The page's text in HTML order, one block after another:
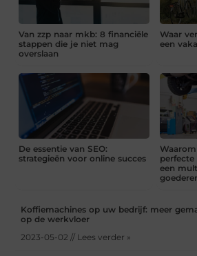
Van zzp naar mkb: 8 financiële
stappen die je niet mag
overslaan
Waar
een
De essentie van SEO:
strategieën voor online succes
een
Koffiemachines op uw bedrijf: meer
op de werkvloer
2023-05-02 // Lees verder »